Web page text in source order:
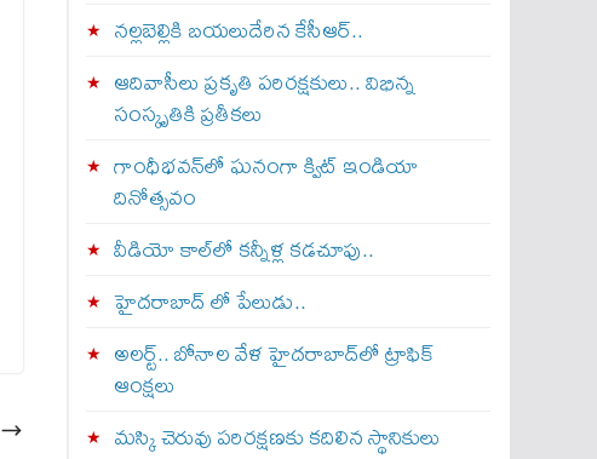
నల్లబెల్లికి బయలుదేరిన కేసీఆర్‌..
ఆదివాసీలు ప్రకృతి పరిరక్షకులు.. విభిన్న
సంస్కృతికి ప్రతీకలు
గాంధీభవన్‌లో ఘనంగా క్విట్‌ ఇండియా
దినోత్సవం
వీడియో కాల్‌లో కన్నీళ్ల కడచూపు..
హైదరాబాద్ లో పేలుడు..
అలర్ట్‌.. బోనాల వేళ హైదరాబాద్‌లో ట్రాఫిక్‌
ఆంక్షలు
మస్కి చెరువు పరిరక్షణకు కదిలిన స్థానికులు